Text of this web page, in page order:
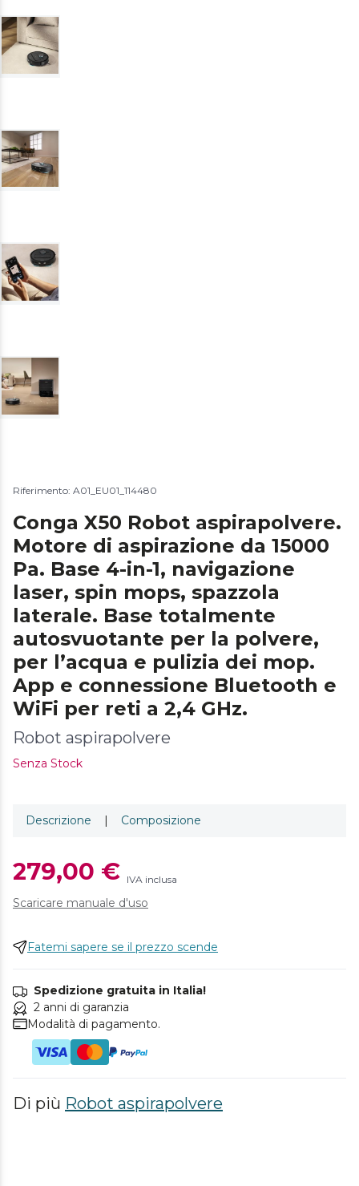
Riferimento: A01_EU01_114480
Conga X50 Robot aspirapolvere.
Motore di aspirazione da 15000
Pa. Base 4-in-1, navigazione
laser, spin mops, spazzola
laterale. Base totalmente
autosvuotante per la polvere,
per l’acqua e pulizia dei mop.
App e connessione Bluetooth e
WiFi per reti a 2,4 GHz.
Robot aspirapolvere
Senza Stock
Descrizione | Composizione
279,00 € IVA inclusa
Scaricare manuale d'uso
Fatemi sapere se il prezzo scende
Spedizione gratuita in Italia!
2 anni di garanzia
Modalità di pagamento.
Di più Robot aspirapolvere